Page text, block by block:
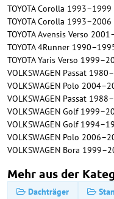
TOYOTA Corolla
TOYOTA Corolla
TOYOTA Avensis Verso
TOYOTA 4Runner
TOYOTA Yaris Verso
VOLKSWAGEN Passat
VOLKSWAGEN Polo
VOLKSWAGEN Passat
VOLKSWAGEN Golf
VOLKSWAGEN Golf
VOLKSWAGEN Polo
VOLKSWAGEN Bora
Mehr aus der
Dachträger